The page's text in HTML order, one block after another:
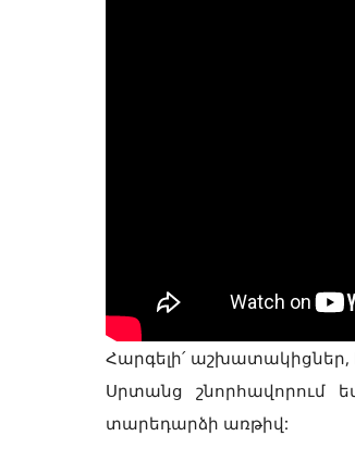
Հարգելի՛
Սրտանց շնորհավորում
տարեդարձի առթիվ: